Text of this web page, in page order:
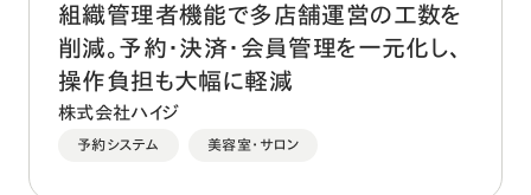
組織管理者機能で多店舗運営の工数を
削減。予約・決済・会員管理を一元化し、
操作負担も大幅に軽減
株式会社ハイジ
予約システム 美容室・サロン